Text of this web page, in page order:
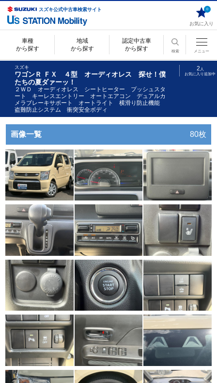
スズキ公式中古車検索サイト
お気に入り
0
車種
から探す
地域
から探す
認定中古車
から探す
検索 メニュー
スズキ
ワゴンＲ ＦＸ ４型 オーディオレス 探せ！僕
たちの夏ダァーッ！
２ＷＤ オーディオレス シートヒーター プッシュスタ
ート キーレスエントリー オートエアコン デュアルカ
メラブレーキサポート オートライト 横滑り防止機能
盗難防止システム 衝突安全ボディ
2 人
お気に入り追加中
画像一覧 80枚